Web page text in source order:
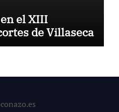
el XIII
de Villaseca